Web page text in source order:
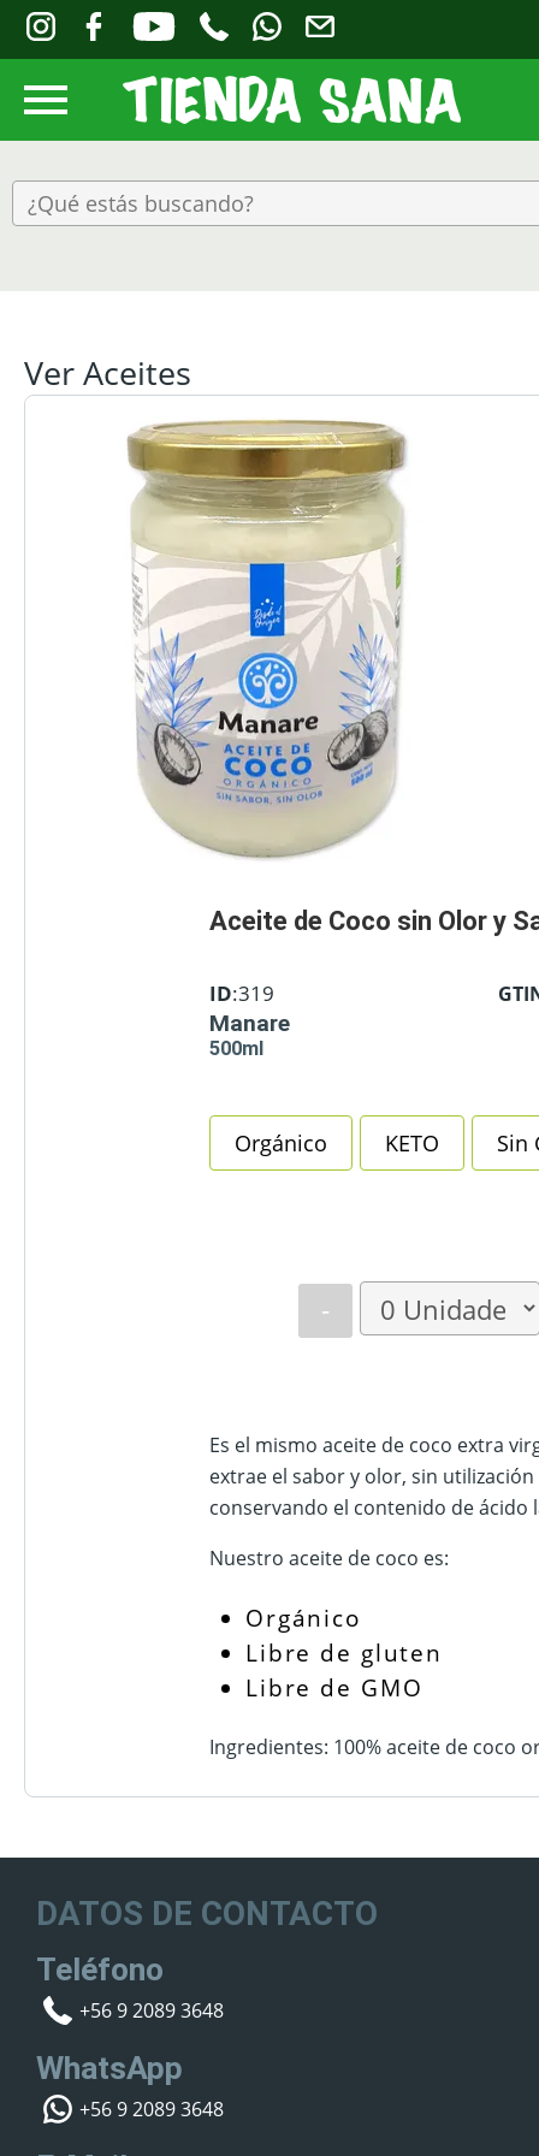
Ver Aceites
Aceite de Coco sin Olor y
ID:319
Manare
500ml
Orgánico KETO Sin
-
Es el mismo aceite de coco extra
extrae el sabor y olor, sin
conservando el contenido de ácido
Nuestro aceite de coco es:
Orgánico
Libre de gluten
Libre de GMO
Ingredientes: 100% aceite de coco
DATOS DE CONTACTO
Teléfono
+56 9 2089 3648
WhatsApp
+56 9 2089 3648